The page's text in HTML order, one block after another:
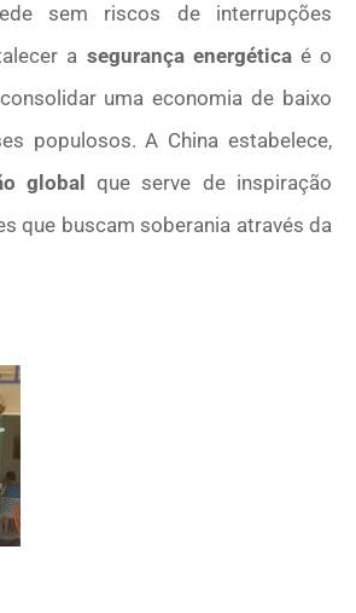
sem riscos de interrupções
a segurança energéticaé o
uma economia de baixo
populosos. A China estabelece,
global que serve de inspiração
que buscam soberania através da